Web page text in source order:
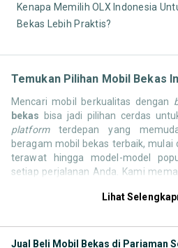
Kenapa Memilih OLX Indonesia
Bekas Lebih Praktis?
Temukan Pilihan Mobil Bekas
Mencari mobil berkualitas dengan
bekas bisa jadi pilihan cerdas
platformterdepan yang
beragam mobil bekas terbaik, mulai
terawat hingga model-model
setiap perjalanan Anda. Kami
ribuan daftar dari penjual
dengan gaya hidup, kebutuhan, dan
Lihat
Jual Beli Mobil Bekas di Pariaman